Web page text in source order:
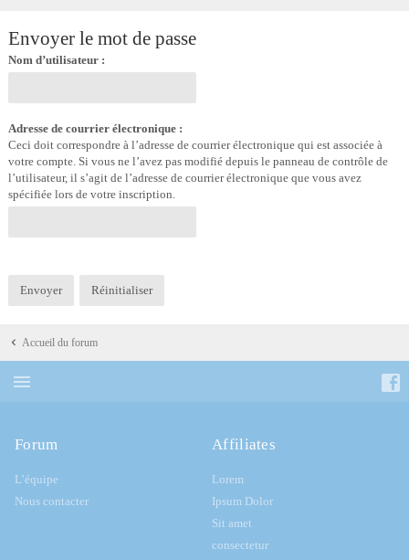
Envoyer le mot de passe
Nom d’utilisateur :
Adresse de courrier électronique :
Ceci doit correspondre à l’adresse de courrier électronique qui est associée à
votre compte. Si vous ne l’avez pas modifié depuis le panneau de contrôle de
l’utilisateur, il s’agit de l’adresse de courrier électronique que vous avez
spécifiée lors de votre inscription.
Accueil du forum
Forum
L’équipe
Nous contacter
Affiliates
Lorem
Ipsum Dolor
Sit amet
consectetur